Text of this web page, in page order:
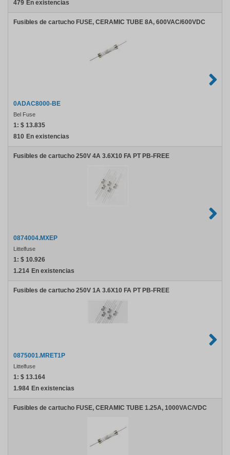
479 En existencias
Fusibles de cartucho FUSE, CERAMIC TUBE 8A, 600VAC/600VDC
0ADAC8000-BE
Bel Fuse
1: $ 13.835
810 En existencias
Fusibles de cartucho 250V 4A 3.6X10 FA PT PB-FREE
0874004.MXEP
Littelfuse
1: $ 10.926
1.214 En existencias
Fusibles de cartucho 250V 1A 3.6X10 FA PT PB-FREE
0875001.MRET1P
Littelfuse
1: $ 13.164
1.984 En existencias
Fusibles de cartucho FUSE, CERAMIC TUBE 1.25A, 1000VAC/VDC